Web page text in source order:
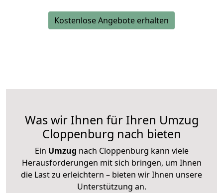
Kostenlose Angebote erhalten
Was wir Ihnen für Ihren Umzug
Cloppenburg nach bieten
Ein Umzug nach Cloppenburg kann viele
Herausforderungen mit sich bringen, um Ihnen
die Last zu erleichtern – bieten wir Ihnen unsere
Unterstützung an.